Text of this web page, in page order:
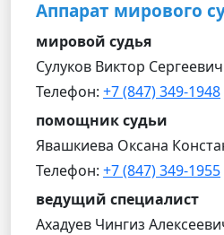
Аппарат мирового
мировой судья
Сулуков Виктор Сергеевич
Телефон: +7 (847) 349-1948
помощник судьи
Явашкиева Оксана
Телефон: +7 (847) 349-1955
ведущий специалист
Ахадуев Чингиз